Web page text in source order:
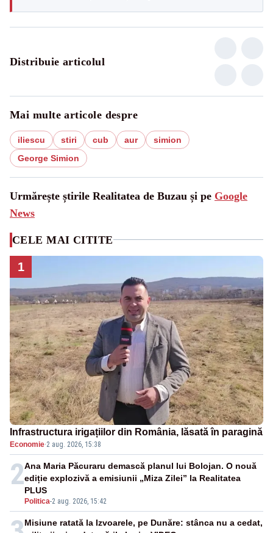
Distribuie articolul
Mai multe articole despre
iliescu stiri cub aur
simion
George Simion
Urmărește știrile Realitatea de Buzau și pe Google
News
CELE MAI CITITE
1
Infrastructura irigațiilor din România, lăsată în paragină
Economie·2 aug. 2026, 15:38
2
Politica-2 aug. 2026, 15:42
Ana Maria Păcuraru demască planul lui Bolojan. O nouă
ediție explozivă a emisiunii „Miza Zilei” la Realitatea
PLUS
Misiune ratată la Izvoarele, pe Dunăre: stânca nu a cedat,